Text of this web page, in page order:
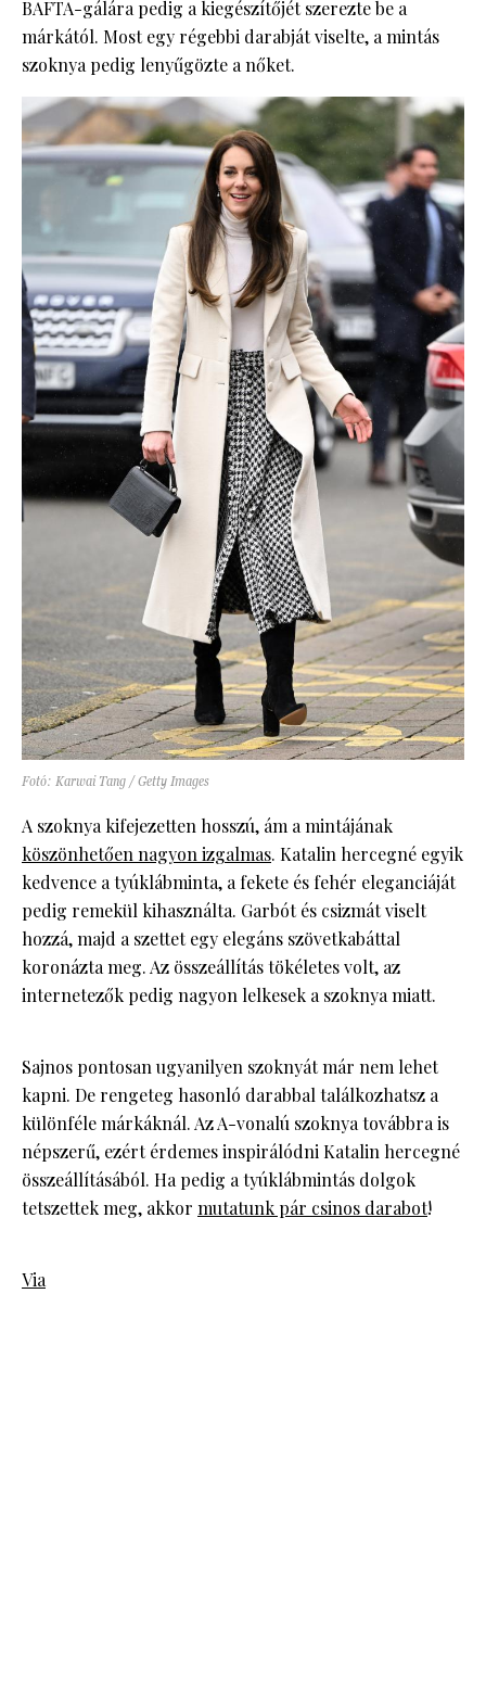
BAFTA-gálára pedig a kiegészítőjét szerezte be a
márkától. Most egy régebbi darabját viselte, a mintás
szoknya pedig lenyűgözte a nőket.
Fotó: Karwai Tang / Getty Images
A szoknya kifejezetten hosszú, ám a mintájának
köszönhetően nagyon izgalmas. Katalin hercegné egyik
kedvence a tyúklábminta, a fekete és fehér eleganciáját
pedig remekül kihasználta. Garbót és csizmát viselt
hozzá, majd a szettet egy elegáns szövetkabáttal
koronázta meg. Az összeállítás tökéletes volt, az
internetezők pedig nagyon lelkesek a szoknya miatt.
Sajnos pontosan ugyanilyen szoknyát már nem lehet
kapni. De rengeteg hasonló darabbal találkozhatsz a
különféle márkáknál. Az A-vonalú szoknya továbbra is
népszerű, ezért érdemes inspirálódni Katalin hercegné
összeállításából. Ha pedig a tyúklábmintás dolgok
tetszettek meg, akkor mutatunk pár csinos darabot!
Via